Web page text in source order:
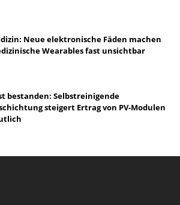
Neue elektronische Fäden machen
Wearables fast unsichtbar
bestanden: Selbstreinigende
steigert Ertrag von PV-Modulen